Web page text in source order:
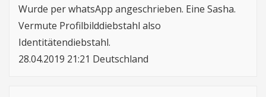
Wurde per whatsApp angeschrieben. Eine Sasha.
Vermute Profilbilddiebstahl also
Identitätendiebstahl.
28.04.2019 21:21 Deutschland